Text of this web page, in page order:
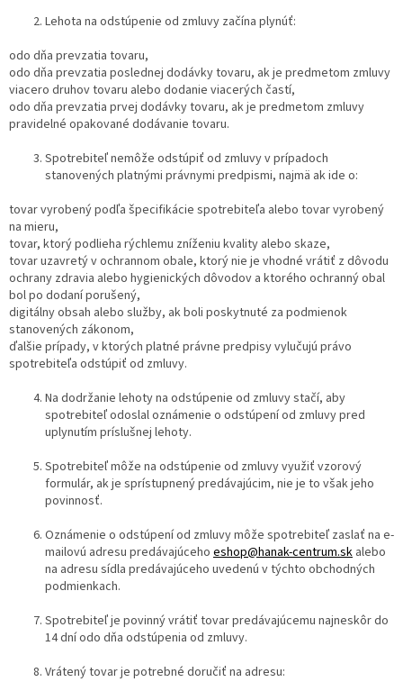
Lehota na odstúpenie od zmluvy začína plynúť:
odo dňa prevzatia tovaru,
odo dňa prevzatia poslednej dodávky tovaru, ak je predmetom zmluvy
viacero druhov tovaru alebo dodanie viacerých častí,
odo dňa prevzatia prvej dodávky tovaru, ak je predmetom zmluvy
pravidelné opakované dodávanie tovaru.
Spotrebiteľ nemôže odstúpiť od zmluvy v prípadoch
stanovených platnými právnymi predpismi, najmä ak ide o:
tovar vyrobený podľa špecifikácie spotrebiteľa alebo tovar vyrobený
na mieru,
tovar, ktorý podlieha rýchlemu zníženiu kvality alebo skaze,
tovar uzavretý v ochrannom obale, ktorý nie je vhodné vrátiť z dôvodu
ochrany zdravia alebo hygienických dôvodov a ktorého ochranný obal
bol po dodaní porušený,
digitálny obsah alebo služby, ak boli poskytnuté za podmienok
stanovených zákonom,
ďalšie prípady, v ktorých platné právne predpisy vylučujú právo
spotrebiteľa odstúpiť od zmluvy.
Na dodržanie lehoty na odstúpenie od zmluvy stačí, aby
spotrebiteľ odoslal oznámenie o odstúpení od zmluvy pred
uplynutím príslušnej lehoty.
Spotrebiteľ môže na odstúpenie od zmluvy využiť vzorový
formulár, ak je sprístupnený predávajúcim, nie je to však jeho
povinnosť.
Oznámenie o odstúpení od zmluvy môže spotrebiteľ zaslať na e-
mailovú adresu predávajúceho eshop@hanak-centrum.sk alebo
na adresu sídla predávajúceho uvedenú v týchto obchodných
podmienkach.
Spotrebiteľ je povinný vrátiť tovar predávajúcemu najneskôr do
14 dní odo dňa odstúpenia od zmluvy.
Vrátený tovar je potrebné doručiť na adresu: